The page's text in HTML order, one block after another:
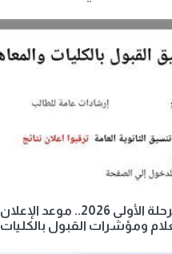
نتيجة تنسيق المرحلة الأولى 2026.. موعد الإعلان
ومؤشرات القبول بالكليات